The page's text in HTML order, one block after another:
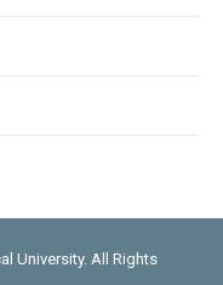
University. All Rights